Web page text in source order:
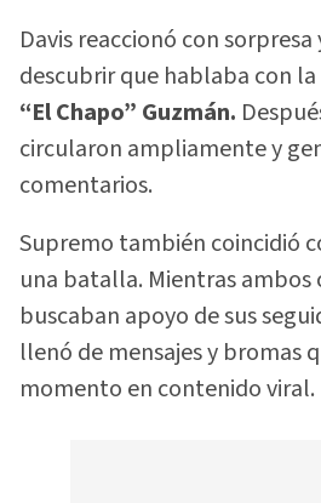
Davis reaccionó con
descubrir que hablaba con la
“El Chapo” Guzmán.
circularon ampliamente y
comentarios.
Supremo también coincidió
una batalla. Mientras ambos
buscaban apoyo de sus
llenó de mensajes y bromas
momento en contenido viral.